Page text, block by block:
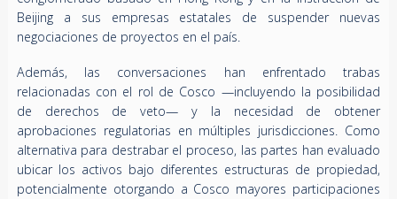
Beijing a sus empresas estatales de suspender nuevas
negociaciones de proyectos en el país.
Además, las conversaciones han enfrentado trabas
relacionadas con el rol de Cosco —incluyendo la posibilidad
de derechos de veto— y la necesidad de obtener
aprobaciones regulatorias en múltiples jurisdicciones. Como
alternativa para destrabar el proceso, las partes han evaluado
ubicar los activos bajo diferentes estructuras de propiedad,
potencialmente otorgando a Cosco mayores participaciones